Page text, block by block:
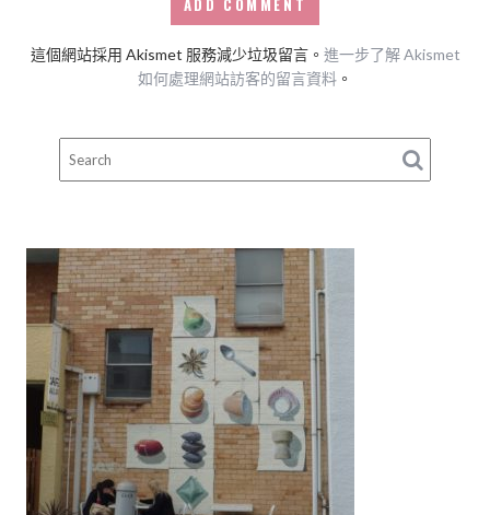
這個網站採用 Akismet 服務減少垃圾留言。 進一步了解 Akismet
如何處理網站訪客的留言資料 。